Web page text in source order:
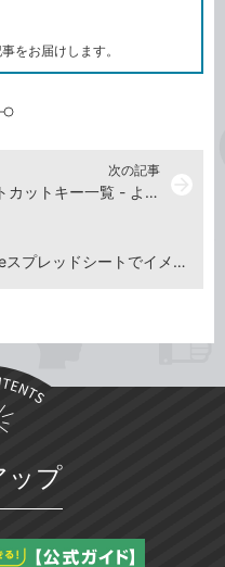
ク
をお届けします。
標準よりもきれいに。Googleスプレッドシートでイメージどおりの色を設定するコツ
次の記事
Googleスプレッドシート ショートカットキー一覧 - よく使う操作を厳選。Chrome、Googleドライブのキー操作も掲載
ップ